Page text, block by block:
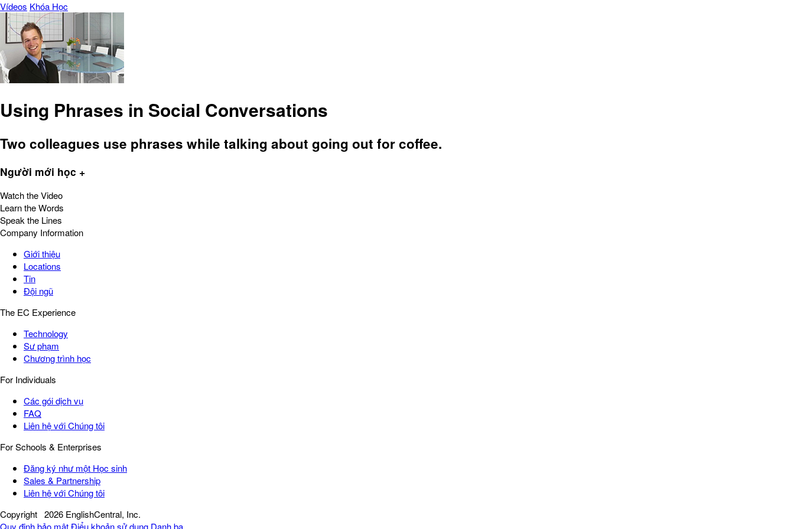
Vídeos Khóa Học
Using Phrases in Social Conversations
Two colleagues use phrases while talking about going out for coffee.
Người mới học +
Watch the Video
Learn the Words
Speak the Lines
Company Information
Giới thiệu
Locations
Tin
Đội ngũ
The EC Experience
Technology
Sư phạm
Chương trình học
For Individuals
Các gói dịch vụ
FAQ
Liên hệ với Chúng tôi
For Schools & Enterprises
Đăng ký như một Học sinh
Sales & Partnership
Liên hệ với Chúng tôi
Copyright 2026 EnglishCentral, Inc.